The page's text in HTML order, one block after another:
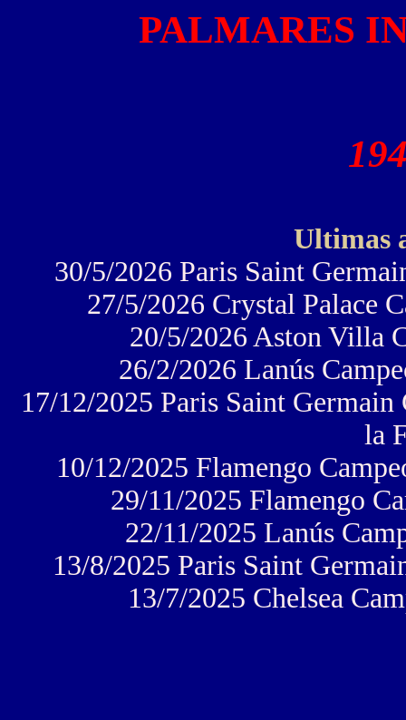
PALMARES
Ultimas
30/5/2026 Paris Saint
27/5/2026 Crystal Palace
20/5/2026 Aston Villa
26/2/2026 Lanús
17/12/2025 Paris Saint
la
10/12/2025 Flamengo
29/11/2025 Flamengo
22/11/2025 Lanús
13/8/2025 Paris Saint
13/7/2025 Chelsea